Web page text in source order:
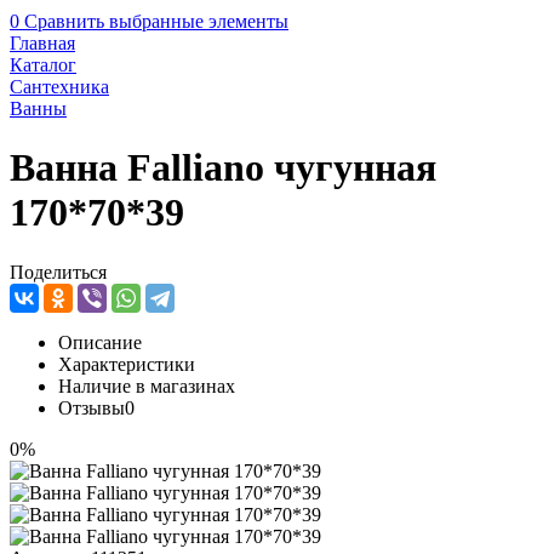
0 Сравнить выбранные элементы
Главная
Каталог
Сантехника
Ванны
Ванна Falliano чугунная
170*70*39
Поделиться
Описание
Характеристики
Наличие в магазинах
Отзывы0
0%